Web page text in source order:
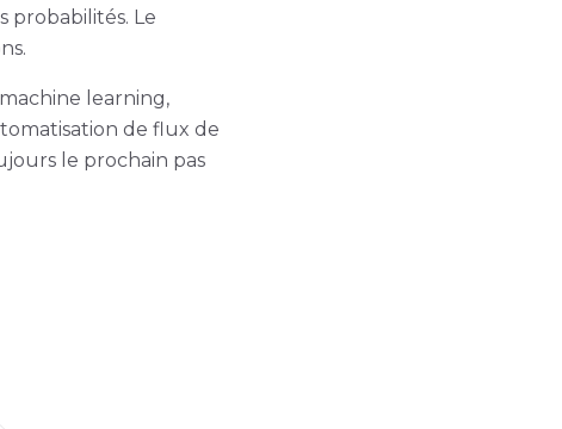
probabilités. Le
learning,
de flux de
le prochain pas